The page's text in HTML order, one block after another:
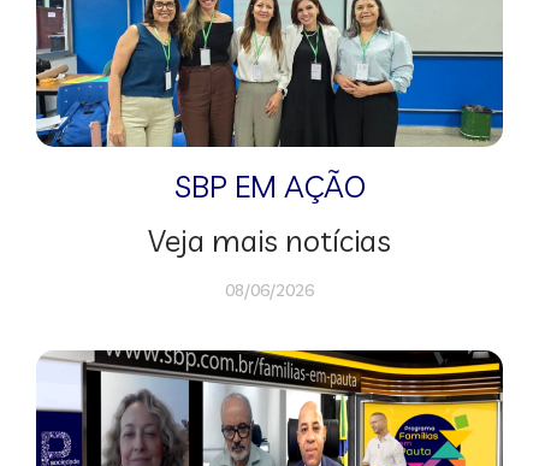
SBP EM AÇÃO
Veja mais notícias
08/06/2026